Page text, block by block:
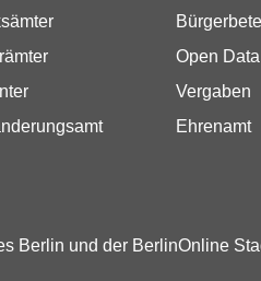
Open Data
Vergaben
Ehrenamt
Berlin und der BerlinOnline